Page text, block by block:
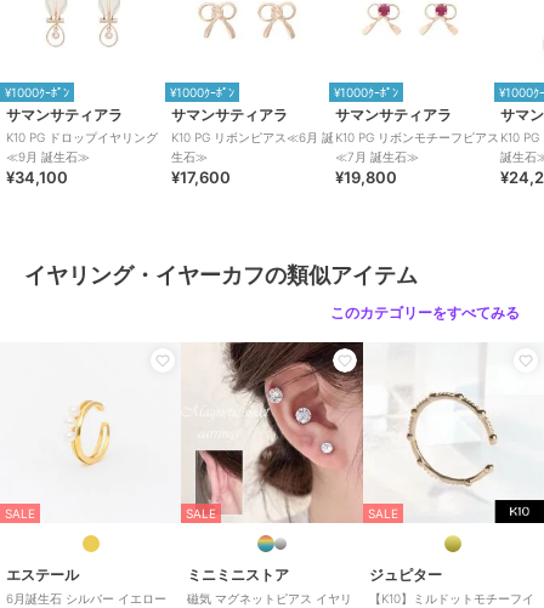
¥1000ｸｰﾎﾟﾝ
サマンサティアラ
K10 PG ドロップイヤリング
≪9月 誕生石≫
¥34,100
¥1000ｸｰﾎﾟﾝ
サマンサティアラ
K10 PG リボンピアス≪6月 誕
生石≫
¥17,600
¥1000ｸｰﾎﾟﾝ
サマンサティアラ
K10 PG リボンモチーフピアス
≪7月 誕生石≫
¥19,800
¥1000ｸ
サマ
K10
誕生石
イヤリング・イヤーカフの類似アイテム
このカテゴリーをすべてみる
SALE
エステール
6月誕生石 シルバー イエロー
SALE
ミニミニストア
磁気 マグネットピアス イヤリ
SALE
ジュピター
【K10】ミルドットモチーフイ